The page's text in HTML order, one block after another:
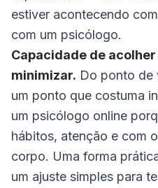
estiver acontecendo
com um psicólogo.
Capacidade de
minimizar. Do ponto de
um ponto que costuma
um psicólogo online
hábitos, atenção e com
corpo. Uma forma
um ajuste simples para